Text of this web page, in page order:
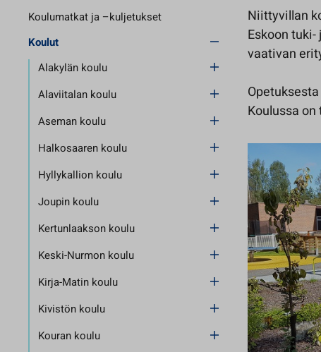
Koulumatkat ja –kuljetukset
Koulut
Alakylän koulu
Alaviitalan koulu
Aseman koulu
Halkosaaren koulu
Hyllykallion koulu
Joupin koulu
Kertunlaakson koulu
Keski-Nurmon koulu
Kirja-Matin koulu
Kivistön koulu
Kouran koulu
Niittyvillan
Eskoon
vaativan
Koulussa